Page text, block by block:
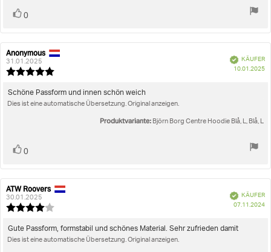
Stimme
0
Autor
der
Rezension:
Anonymous
31.01.2025
von
VerifiziertKÄUFER
10.01.2025
Rezensionstext:
Schöne Passform und innen schön weich
Dies ist eine automatische Übersetzung. Original anzeigen.
Produktvariante: Björn Borg Centre Hoodie Blå, L, Blå, L
Stimme
0
Autor
der
Rezension:
ATW Roovers
30.01.2025
von
VerifiziertKÄUFER
07.11.2024
Rezensionstext:
Gute Passform, formstabil und schönes Material. Sehr zufrieden damit
Dies ist eine automatische Übersetzung. Original anzeigen.